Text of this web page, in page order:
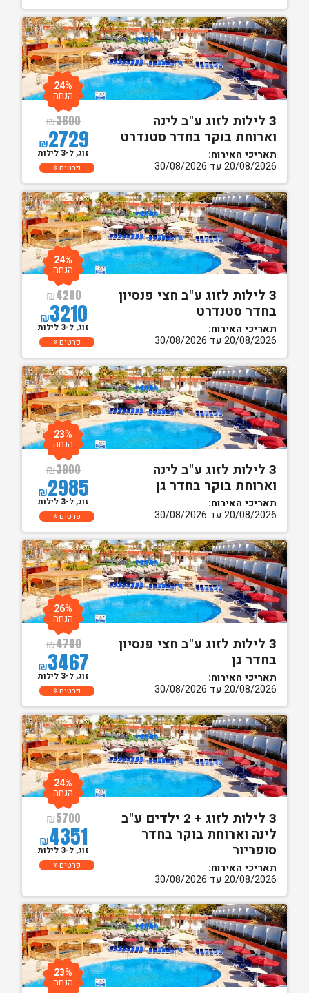
3 לילות לזוג ע"ב לינה
וארוחת בוקר בחדר סטנדרט
תאריכי האירוח:
20/08/2026 עד 30/08/2026
₪3600
₪2729
24%
הנחה
זוג, ל-3 לילות
פרטים
3 לילות לזוג ע"ב חצי פנסיון
בחדר סטנדרט
תאריכי האירוח:
20/08/2026 עד 30/08/2026
₪4200
₪3210
24%
הנחה
זוג, ל-3 לילות
פרטים
3 לילות לזוג ע"ב לינה
וארוחת בוקר בחדר גן
תאריכי האירוח:
20/08/2026 עד 30/08/2026
₪3900
₪2985
23%
הנחה
זוג, ל-3 לילות
פרטים
3 לילות לזוג ע"ב חצי פנסיון
בחדר גן
תאריכי האירוח:
20/08/2026 עד 30/08/2026
₪4700
₪3467
26%
הנחה
זוג, ל-3 לילות
פרטים
3 לילות לזוג + 2 ילדים ע"ב
לינה וארוחת בוקר בחדר
סופריור
תאריכי האירוח:
20/08/2026 עד 30/08/2026
₪5700
₪4351
24%
הנחה
זוג, ל-3 לילות
פרטים
23%
הנחה